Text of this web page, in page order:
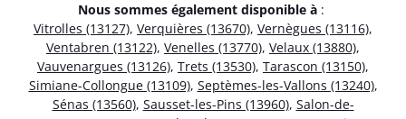
Nous sommes également disponible à :
Vitrolles (13127), Verquières (13670), Vernègues (13116),
Ventabren (13122), Venelles (13770), Velaux (13880),
Vauvenargues (13126), Trets (13530), Tarascon (13150),
Simiane-Collongue (13109), Septèmes-les-Vallons (13240),
Sénas (13560), Sausset-les-Pins (13960), Salon-de-